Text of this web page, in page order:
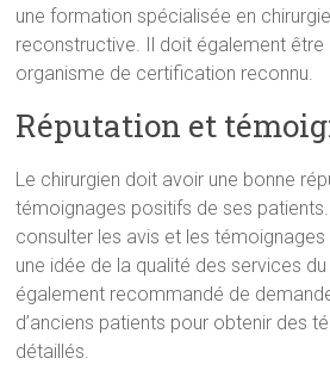
une formation spécialisée en
reconstructive. Il doit également être
organisme de certification reconnu.
Réputation et
Le chirurgien doit avoir une bonne
témoignages positifs de ses
consulter les avis et les témoignages
une idée de la qualité des services
également recommandé de
d’anciens patients pour obtenir des
détaillés.